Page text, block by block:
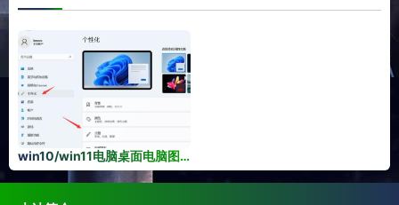
win10/win11电脑桌面电脑图标不见了找回技巧